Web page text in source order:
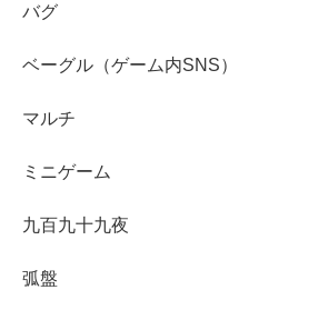
バグ
ベーグル（ゲーム内SNS）
マルチ
ミニゲーム
九百九十九夜
弧盤